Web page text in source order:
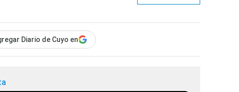
Diario de Cuyo en